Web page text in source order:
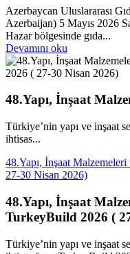
Azerbaycan Uluslararası
Azerbaijan) 5 Mayıs 2026
Hazar bölgesinde gıda...
Devamını oku
48.Yapı, İnşaat
Türkiye’nin yapı ve inşaat
ihtisas...
48.Yapı, İnşaat
27-30 Nisan 2026)
48.Yapı, İnşaat
TurkeyBuild 2026 (
Türkiye’nin yapı ve inşaat